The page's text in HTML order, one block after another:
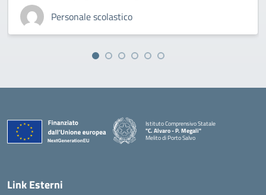
Personale scolastico
Istituto Comprensivo Statale
"C. Alvaro - P. Megali"
Melito di Porto Salvo
Link Esterni